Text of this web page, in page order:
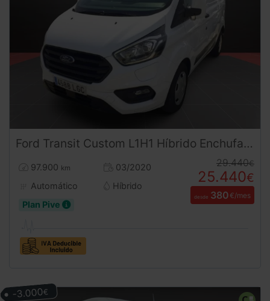
Ford Transit Custom L1H1 Híbrido Enchufable 126 CV
97.900 km
03/2020
Automático
Híbrido
Plan Pive
29.440€
25.440€
desde 380€/mes
-3.000€